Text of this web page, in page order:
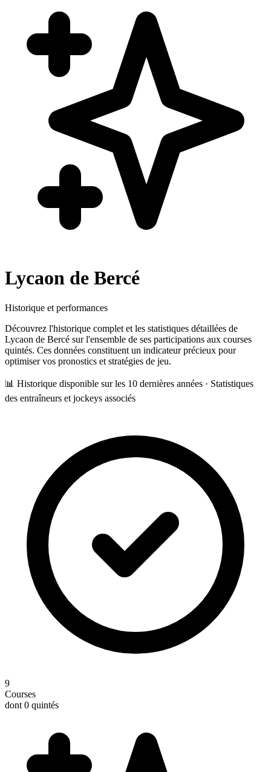
Lycaon de Bercé
Historique et performances
Découvrez l'historique complet et les statistiques détaillées de
Lycaon de Bercé sur l'ensemble de ses participations aux courses
quintés. Ces données constituent un indicateur précieux pour
optimiser vos pronostics et stratégies de jeu.
📊 Historique disponible sur les 10 dernières années · Statistiques
des entraîneurs et jockeys associés
9
Courses
dont 0 quintés